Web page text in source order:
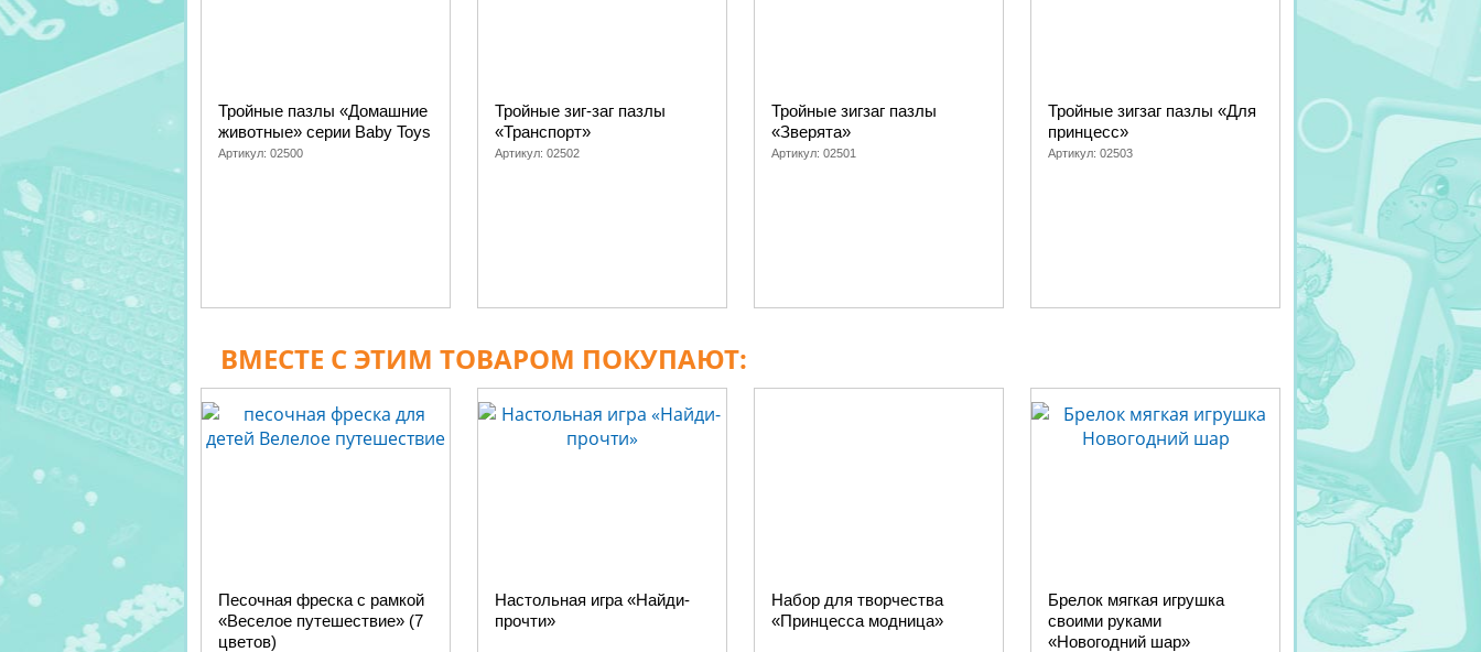
Тройные пазлы «Домашние
животные» серии Baby Toys
Артикул: 02500
Тройные зиг-заг пазлы
«Транспорт»
Артикул: 02502
Тройные зигзаг пазлы
«Зверята»
Артикул: 02501
Тройные зигзаг пазлы «Для
принцесс»
Артикул: 02503
ВМЕСТЕ С ЭТИМ ТОВАРОМ ПОКУПАЮТ:
Песочная фреска с рамкой
«Веселое путешествие» (7
цветов)
Настольная игра «Найди-
прочти»
Набор для творчества
«Принцесса модница»
Брелок мягкая игрушка
своими руками
«Новогодний шар»